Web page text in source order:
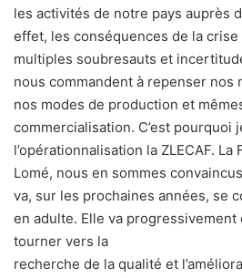
les activités de notre pays auprès
effet, les conséquences de la
multiples soubresauts et
nous commandent à repenser nos
nos modes de production et
commercialisation. C’est pourquoi
l’opérationnalisation la ZLECAF.
Lomé, nous en sommes
va, sur les prochaines années, se
en adulte. Elle va
tourner vers la
recherche de la qualité et